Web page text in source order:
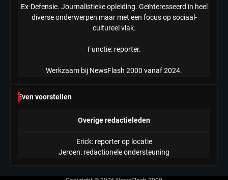
Ex-Defensie. Journalistieke opleiding. Geïnteresseerd in heel
diverse onderwerpen maar met een focus op sociaal-
cultureel vlak.
Functie: reporter.
Werkzaam bij NewsFlash 2000 vanaf 2024.
Even voorstellen
Overige redactieleden
Erick: reporter op locatie
Jeroen: redactionele ondersteuning